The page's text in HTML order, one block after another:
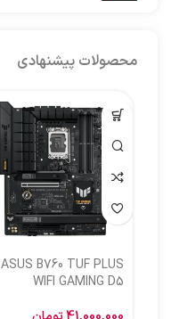
محصولات پیشنهادی
ASUS B760 TUF PLUS
WIFI GAMING D5